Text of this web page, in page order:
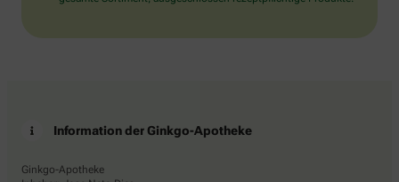
Information der Ginkgo-Apotheke
Ginkgo-Apotheke